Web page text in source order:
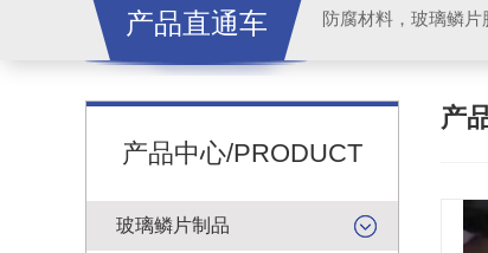
产品直通车
产品中心/PRODUCT
玻璃鳞片制品
产